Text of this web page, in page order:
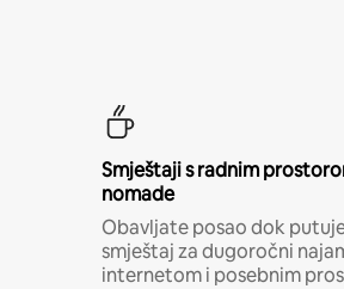
Smještaji s radnim
nomade
Obavljate posao dok
smještaj za dugoročni
internetom i posebnim